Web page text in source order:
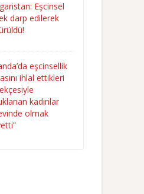
Eşcinsel
darp edilerek
eşcinsellik
ihlal ettikleri
kadınlar
olmak